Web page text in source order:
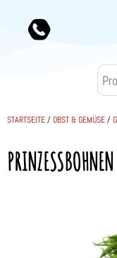
STARTSEITE/OBST & GEMÜSE/